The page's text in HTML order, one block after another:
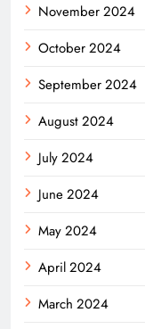
November 2024
October 2024
September 2024
August 2024
July 2024
June 2024
May 2024
April 2024
March 2024